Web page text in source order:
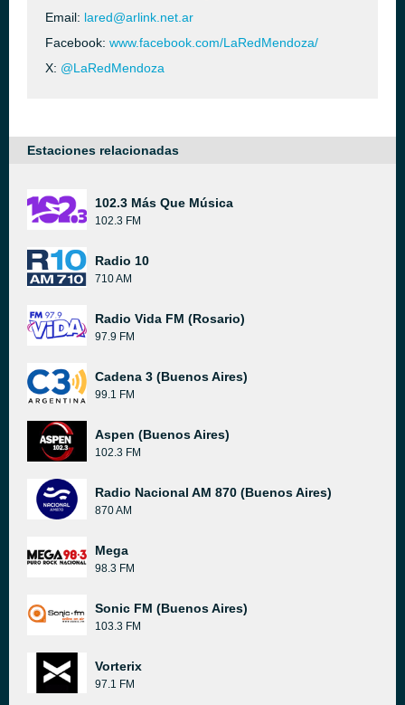
Email: lared@arlink.net.ar
Facebook: www.facebook.com/LaRedMendoza/
X: @LaRedMendoza
Estaciones relacionadas
102.3 Más Que Música
102.3 FM
Radio 10
710 AM
Radio Vida FM (Rosario)
97.9 FM
Cadena 3 (Buenos Aires)
99.1 FM
Aspen (Buenos Aires)
102.3 FM
Radio Nacional AM 870 (Buenos Aires)
870 AM
Mega
98.3 FM
Sonic FM (Buenos Aires)
103.3 FM
Vorterix
97.1 FM